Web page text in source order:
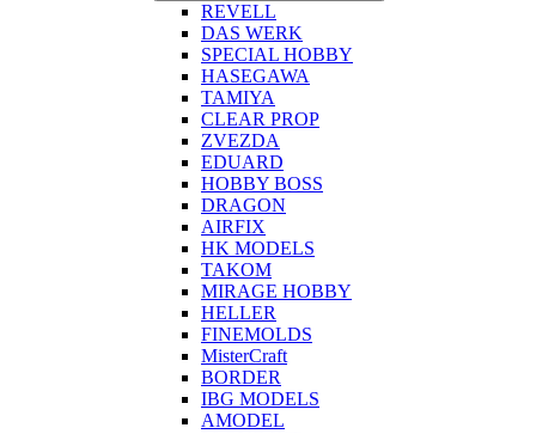
REVELL
DAS WERK
SPECIAL HOBBY
HASEGAWA
TAMIYA
CLEAR PROP
ZVEZDA
EDUARD
HOBBY BOSS
DRAGON
AIRFIX
HK MODELS
TAKOM
MIRAGE HOBBY
HELLER
FINEMOLDS
MisterCraft
BORDER
IBG MODELS
AMODEL